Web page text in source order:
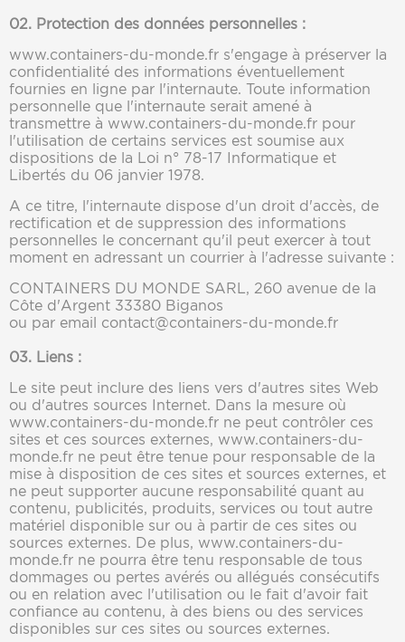
02. Protection des données personnelles :
www.containers-du-monde.fr s'engage à préserver la
confidentialité des informations éventuellement
fournies en ligne par l'internaute. Toute information
personnelle que l'internaute serait amené à
transmettre à www.containers-du-monde.fr pour
l'utilisation de certains services est soumise aux
dispositions de la Loi n° 78-17 Informatique et
Libertés du 06 janvier 1978.
A ce titre, l'internaute dispose d'un droit d'accès, de
rectification et de suppression des informations
personnelles le concernant qu'il peut exercer à tout
moment en adressant un courrier à l'adresse suivante :
CONTAINERS DU MONDE SARL, 260 avenue de la
Côte d'Argent 33380 Biganos
ou par email contact@containers-du-monde.fr
03. Liens :
Le site peut inclure des liens vers d'autres sites Web
ou d'autres sources Internet. Dans la mesure où
www.containers-du-monde.fr ne peut contrôler ces
sites et ces sources externes, www.containers-du-
monde.fr ne peut être tenue pour responsable de la
mise à disposition de ces sites et sources externes, et
ne peut supporter aucune responsabilité quant au
contenu, publicités, produits, services ou tout autre
matériel disponible sur ou à partir de ces sites ou
sources externes. De plus, www.containers-du-
monde.fr ne pourra être tenu responsable de tous
dommages ou pertes avérés ou allégués consécutifs
ou en relation avec l'utilisation ou le fait d'avoir fait
confiance au contenu, à des biens ou des services
disponibles sur ces sites ou sources externes.